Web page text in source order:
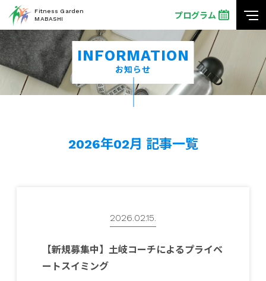
Fitness Garden
MABASHI
プログラム
INFORMATION
お知らせ
2026年02月 記事一覧
2026.02.15.
【新規募集中】土岐コーチによるプライベ
ートスイミング